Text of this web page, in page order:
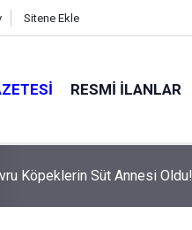
Sitene Ekle
RESMI İLANLAR
Köpeklerin Süt Annesi Oldu!